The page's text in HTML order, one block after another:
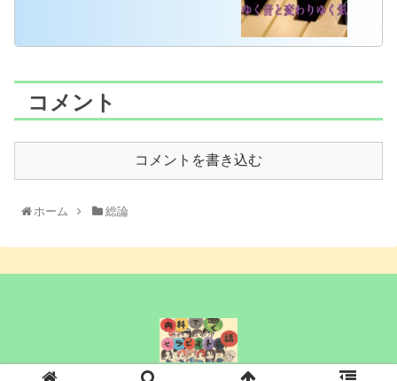
コメント
コメントを書き込む
ホーム 総論